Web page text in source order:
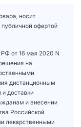
носит
офертой
от 16 мая 2020 N
на
дистанционным
доставки
и внесении
Российской
лекарственными